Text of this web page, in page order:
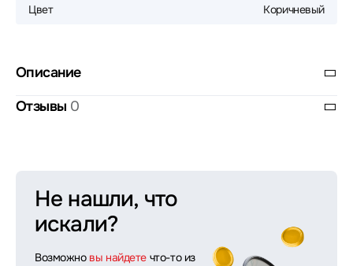
Цвет Коричневый
Описание
Отзывы 0
Не нашли, что
искали?
Возможно вы найдете что-то из